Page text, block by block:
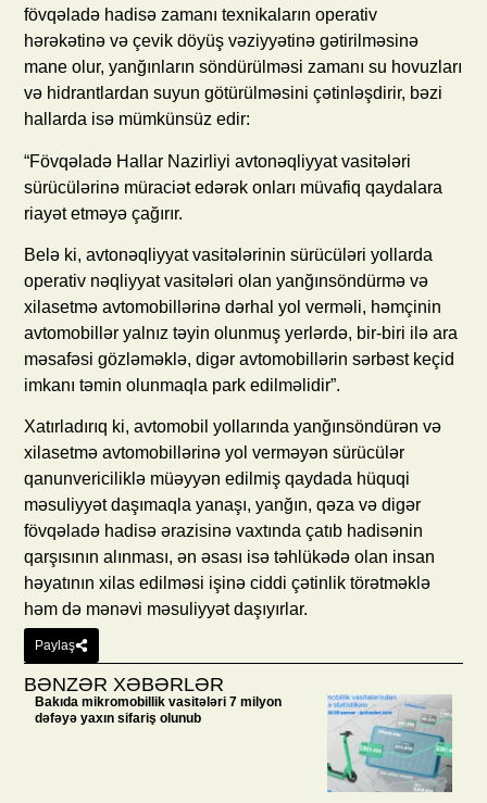
fövqəladə hadisə zamanı texnikaların operativ
hərəkətinə və çevik döyüş vəziyyətinə gətirilməsinə
mane olur, yanğınların söndürülməsi zamanı su hovuzları
və hidrantlardan suyun götürülməsini çətinləşdirir, bəzi
hallarda isə mümkünsüz edir:
“Fövqəladə Hallar Nazirliyi avtonəqliyyat vasitələri
sürücülərinə müraciət edərək onları müvafiq qaydalara
riayət etməyə çağırır.
Belə ki, avtonəqliyyat vasitələrinin sürücüləri yollarda
operativ nəqliyyat vasitələri olan yanğınsöndürmə və
xilasetmə avtomobillərinə dərhal yol verməli, həmçinin
avtomobillər yalnız təyin olunmuş yerlərdə, bir-biri ilə ara
məsafəsi gözləməklə, digər avtomobillərin sərbəst keçid
imkanı təmin olunmaqla park edilməlidir”.
Xatırladırıq ki, avtomobil yollarında yanğınsöndürən və
xilasetmə avtomobillərinə yol verməyən sürücülər
qanunvericiliklə müəyyən edilmiş qaydada hüquqi
məsuliyyət daşımaqla yanaşı, yanğın, qəza və digər
fövqəladə hadisə ərazisinə vaxtında çatıb hadisənin
qarşısının alınması, ən əsası isə təhlükədə olan insan
həyatının xilas edilməsi işinə ciddi çətinlik törətməklə
həm də mənəvi məsuliyyət daşıyırlar.
Paylaş
BƏNZƏR XƏBƏRLƏR
Bakıda mikromobillik vasitələri 7 milyon
dəfəyə yaxın sifariş olunub